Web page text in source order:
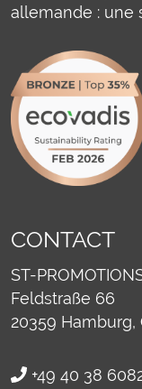
allemande : une
CONTACT
ST-
Feldstraße 66
20359 Hamburg,
+49 40 38